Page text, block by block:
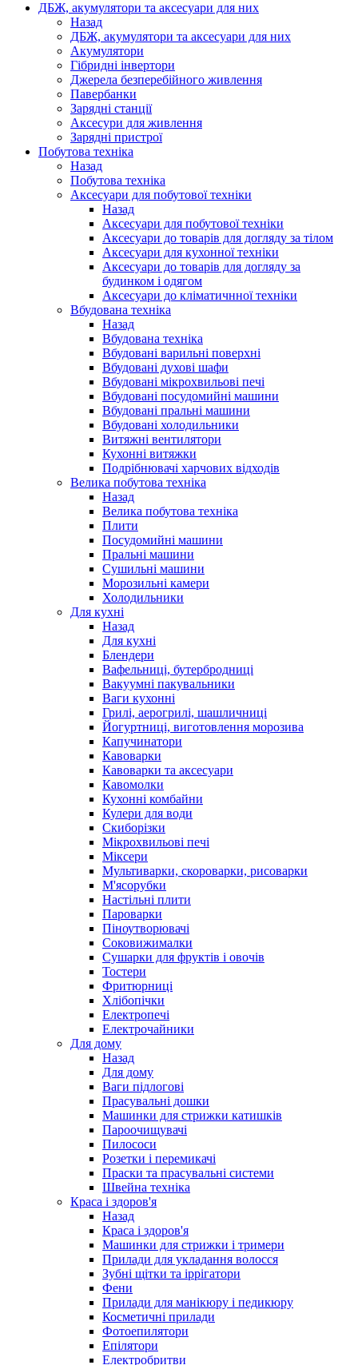
ДБЖ, акумулятори та аксесуари для них
Назад
ДБЖ, акумулятори та аксесуари для них
Акумулятори
Гібридні інвертори
Джерела безперебійного живлення
Павербанки
Зарядні станції
Аксесури для живлення
Зарядні пристрої
Побутова техніка
Назад
Побутова техніка
Аксесуари для побутової техніки
Назад
Аксесуари для побутової техніки
Аксесуари до товарів для догляду за тілом
Аксесуари для кухонної техніки
Аксесуари до товарів для догляду за
будинком і одягом
Аксесуари до кліматичнної техніки
Вбудована техніка
Назад
Вбудована техніка
Вбудовані варильні поверхні
Вбудовані духові шафи
Вбудовані мікрохвильові печі
Вбудовані посудомийні машини
Вбудовані пральні машини
Вбудовані холодильники
Витяжні вентилятори
Кухонні витяжки
Подрібнювачі харчових відходів
Велика побутова техніка
Назад
Велика побутова техніка
Плити
Посудомийні машини
Пральні машини
Сушильні машини
Морозильні камери
Холодильники
Для кухні
Назад
Для кухні
Блендери
Вафельниці, бутербродниці
Вакуумні пакувальники
Ваги кухонні
Грилі, аерогрилі, шашличниці
Йогуртниці, виготовлення морозива
Капучинатори
Кавоварки
Кавоварки та аксесуари
Кавомолки
Кухонні комбайни
Кулери для води
Скиборізки
Мікрохвильові печі
Міксери
Мультиварки, скороварки, рисоварки
М'ясорубки
Настільні плити
Пароварки
Піноутворювачі
Соковижималки
Сушарки для фруктів і овочів
Тостери
Фритюрниці
Хлібопічки
Електропечі
Електрочайники
Для дому
Назад
Для дому
Ваги підлогові
Прасувальні дошки
Машинки для стрижки катишків
Пароочищувачі
Пилососи
Розетки і перемикачі
Праски та прасувальні системи
Швейна техніка
Краса і здоров'я
Назад
Краса і здоров'я
Машинки для стрижки і тримери
Прилади для укладання волосся
Зубні щітки та іррігатори
Фени
Прилади для манікюру і педикюру
Косметичні прилади
Фотоепилятори
Епілятори
Електробритви